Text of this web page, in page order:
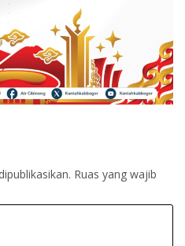
Ruas yang wajib